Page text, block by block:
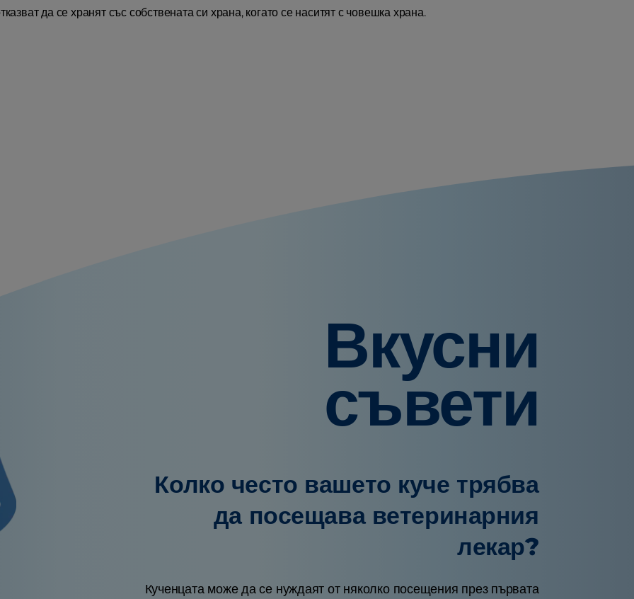
да се хранят със собствената си храна, когато се наситят с човешка храна.
Вкусни
съвети
Колко често вашето куче трябва
да посещава ветеринарния
лекар?
Кученцата може да се нуждаят от няколко посещения през първата